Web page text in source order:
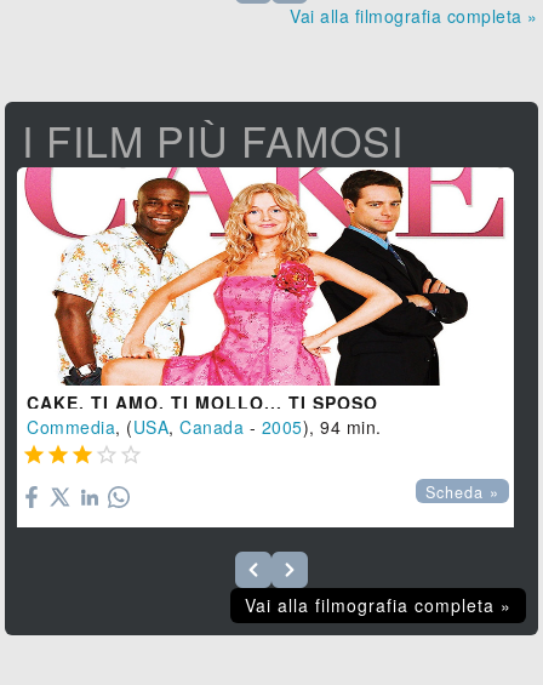
Vai alla filmografia completa »
I FILM PIÙ FAMOSI
CAKE. TI AMO, TI MOLLO... TI SPOSO
Commedia, (USA,Canada - 2005), 94 min.
    
Scheda »
Vai alla filmografia completa »